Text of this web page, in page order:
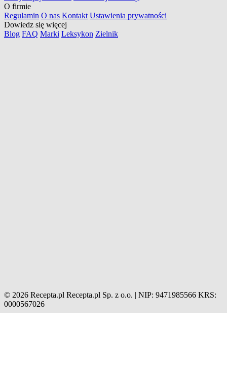
O firmie
Regulamin O nas Kontakt Ustawienia prywatności
Dowiedz się więcej
Blog FAQ Marki Leksykon Zielnik
© 2026 Recepta.pl Recepta.pl Sp. z o.o. | NIP: 9471985566 KRS:
0000567026